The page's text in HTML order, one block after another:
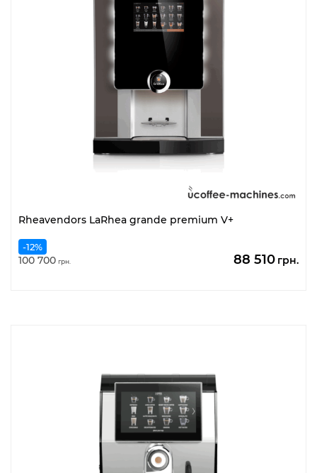
Rheavendors LaRhea grande premium V+
-12%
100 700 грн. 88 510 грн.